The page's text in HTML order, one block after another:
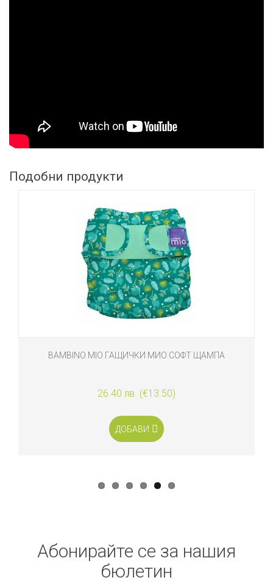
Подобни продукти
BAMBINO MIO ГАЩИЧКИ МИО СОФТ ЩАМПА
26.40 лв. (€13.50)
ДОБАВИ
Абонирайте се за нашия
бюлетин